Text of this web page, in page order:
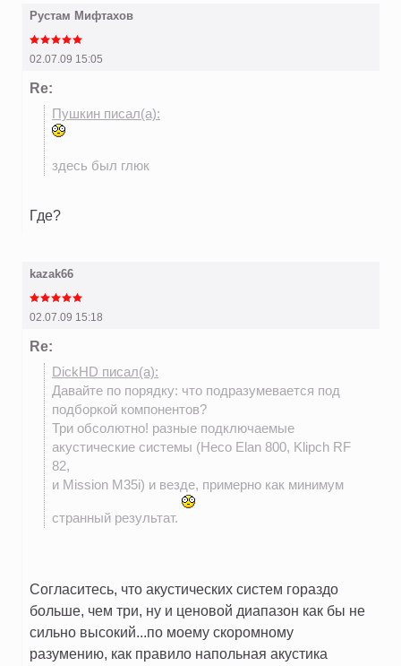
Рустам Мифтахов
02.07.09 15:05
Re:
Пушкин писал(а):
здесь был глюк
Где?
kazak66
02.07.09 15:18
Re:
DickHD писал(а):
Давайте по порядку: что подразумевается под
подборкой компонентов?
Три обсолютно! разные подключаемые
акустические системы (Heco Elan 800, Klipch RF
82,
и Mission M35i) и везде, примерно как минимум
странный результат.
Согласитесь, что акустических систем гораздо
больше, чем три, ну и ценовой диапазон как бы не
сильно высокий...по моему скоромному
разумению, как правило напольная акустика